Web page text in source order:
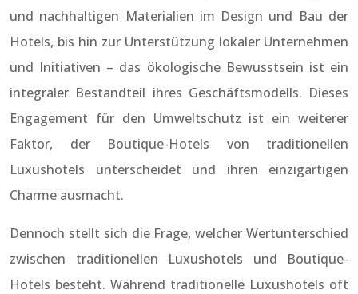
und nachhaltigen Materialien im Design und Bau der
Hotels, bis hin zur Unterstützung lokaler Unternehmen
und Initiativen – das ökologische Bewusstsein ist ein
integraler Bestandteil ihres Geschäftsmodells. Dieses
Engagement für den Umweltschutz ist ein weiterer
Faktor, der Boutique-Hotels von traditionellen
Luxushotels unterscheidet und ihren einzigartigen
Charme ausmacht.
Dennoch stellt sich die Frage, welcher Wertunterschied
zwischen traditionellen Luxushotels und Boutique-
Hotels besteht. Während traditionelle Luxushotels oft